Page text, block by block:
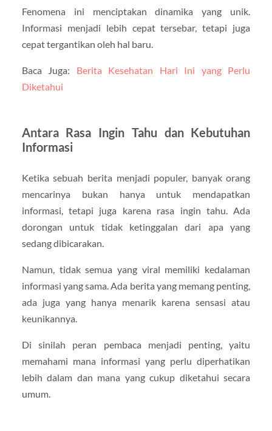
Fenomena ini menciptakan dinamika yang unik.
Informasi menjadi lebih cepat tersebar, tetapi juga
cepat tergantikan oleh hal baru.
Baca Juga: Berita Kesehatan Hari Ini yang Perlu
Diketahui
Antara Rasa Ingin Tahu dan Kebutuhan
Informasi
Ketika sebuah berita menjadi populer, banyak orang
mencarinya bukan hanya untuk mendapatkan
informasi, tetapi juga karena rasa ingin tahu. Ada
dorongan untuk tidak ketinggalan dari apa yang
sedang dibicarakan.
Namun, tidak semua yang viral memiliki kedalaman
informasi yang sama. Ada berita yang memang penting,
ada juga yang hanya menarik karena sensasi atau
keunikannya.
Di sinilah peran pembaca menjadi penting, yaitu
memahami mana informasi yang perlu diperhatikan
lebih dalam dan mana yang cukup diketahui secara
umum.